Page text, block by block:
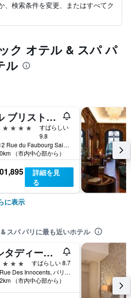
、検索条件を変更、またはすべてク
ク オテル & スパ パ
ル
ル ブリストル パリ - オートケル ホテルズ
星
すばらしい
9.8
112 Rue du Faubourg Saint Honoré, パリ, フランス
（市内中心部から）
詳細を見
る
に表示
スパ パリに最も近いホテル
シタディーヌ レアール パリ
星
すばらしい 8.7
4 Rue Des Innocents, パリ, フランス
（市内中心部から）